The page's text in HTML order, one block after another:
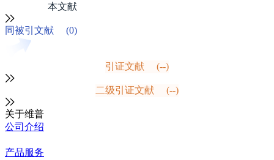
本文献
同被引文献 (0)
引证文献 (--)
二级引证文献 (--)
关于维普
公司介绍
产品服务